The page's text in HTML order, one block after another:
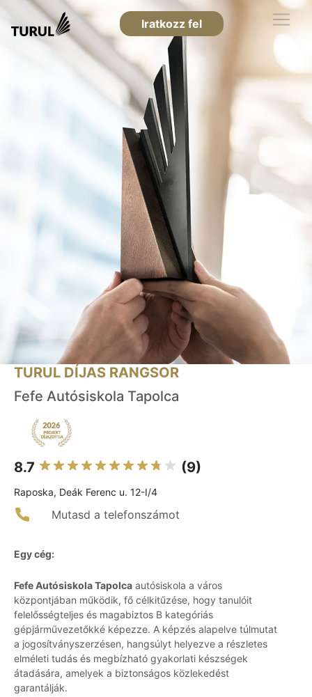
Iratkozz fel
TURUL DÍJAS RANGSOR
Fefe Autósiskola Tapolca
8.7 (9)
Raposka, Deák Ferenc u. 12-I/4
Mutasd a telefonszámot
Egy cég:
Fefe Autósiskola Tapolca autósiskola a város
központjában működik, fő célkitűzése, hogy tanulóit
felelősségteljes és magabiztos B kategóriás
gépjárművezetőkké képezze. A képzés alapelve túlmutat
a jogosítványszerzésen, hangsúlyt helyezve a részletes
elméleti tudás és megbízható gyakorlati készségek
átadására, amelyek a biztonságos közlekedést
garantálják.